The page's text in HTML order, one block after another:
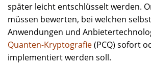
später leicht entschlüsselt werden.
müssen bewerten, bei welchen
Anwendungen und
Quanten-Kryptografie(PCQ) sofort
implementiert werden soll.